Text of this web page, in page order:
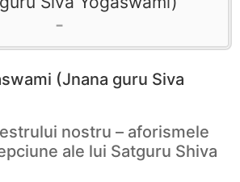
(Jnana guru Siva
nostru – aforismele
ale lui Satguru Shiva